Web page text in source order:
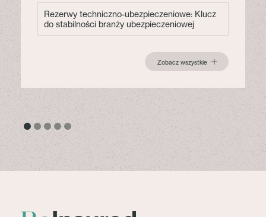
Rezerwy techniczno-ubezpieczeniowe: Klucz
do stabilności branży ubezpieczeniowej
Zobacz wszystkie